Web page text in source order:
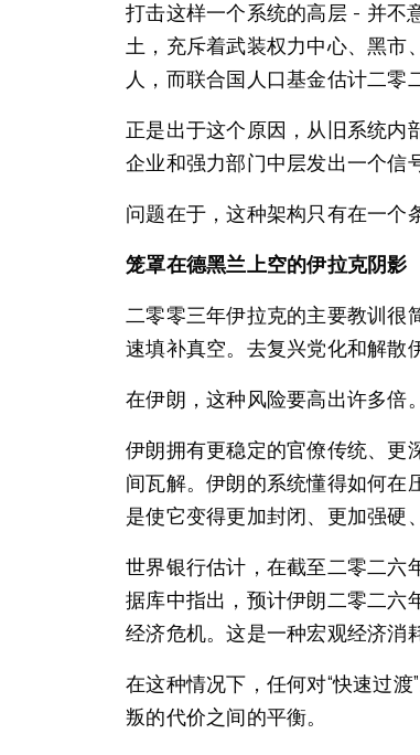
打击这样一个系统的高层 - 并不
土，充斥着武装权力中心、黑市
人，而联合国人口基金估计二零
正是出于这个原因，从旧系统内
企业和强力部门中层发出一个信
问题在于，这种架构只有在一个
笼罩在德黑兰上空的伊拉克阴影
二零零三年伊拉克的主要教训很
速填补真空。去复兴党化和解散
在伊朗，这种风险要高出许多倍。
伊朗拥有更稳定的官僚传统、更
间瓦解。伊朗的系统懂得如何在
是使它变得更加封闭、更加强硬
世界银行估计，在截至二零二六
据库中指出，预计伊朗二零二六
经济危机。这是一种宏观经济消
在这种情况下，任何对“快速过
叛的代价之间的平衡。